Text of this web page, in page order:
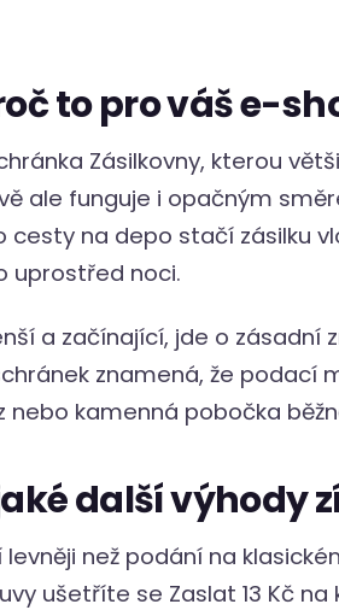
to pro váš e-
Zásilkovny, kterou
ale funguje i opačným
cesty na depo stačí zásilku
uprostřed noci.
a začínající, jde o zásadní
znamená, že
nebo kamenná pobočka
další výhody
levněji než podání na
ušetříte se Zaslat 13 Kč na